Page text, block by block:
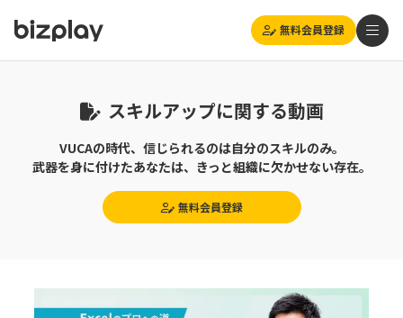
無料会員登録
スキルアップに関する動画
VUCAの時代、信じられるのは自分のスキルのみ。
武器を身に付けたあなたは、きっと組織に欠かせない存在。
無料会員登録